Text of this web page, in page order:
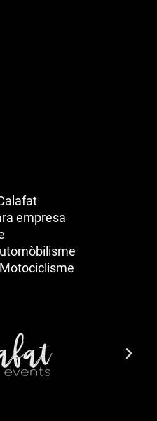
empresa